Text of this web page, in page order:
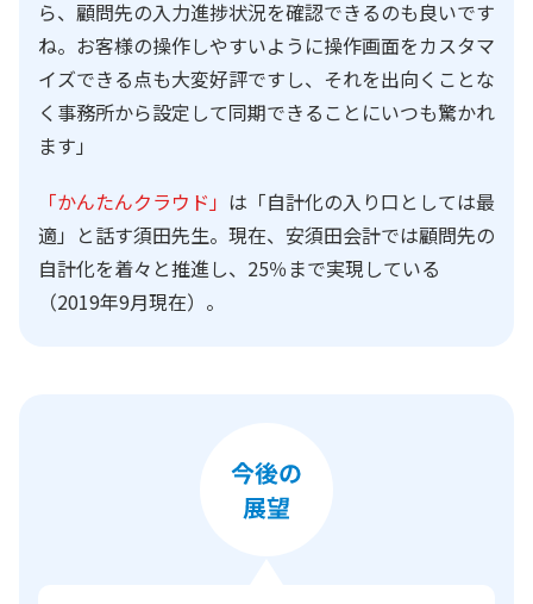
ら、顧問先の入力進捗状況を確認できるのも良いです
ね。お客様の操作しやすいように操作画面をカスタマ
イズできる点も大変好評ですし、それを出向くことな
く事務所から設定して同期できることにいつも驚かれ
ます」
「かんたんクラウド」 は「自計化の入り口としては最
適」と話す須田先生。現在、安須田会計では顧問先の
自計化を着々と推進し、25％まで実現している
（2019年9月現在）。